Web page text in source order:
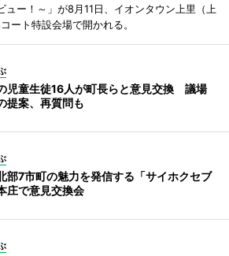
ュー！～」が8月11日、イオンタウン上里（上
ート特設会場で開かれる。
児童生徒16人が町長らと意見交換 議場
提案、再質問も
部7市町の魅力を発信する「サイホクセブ
で意見交換会